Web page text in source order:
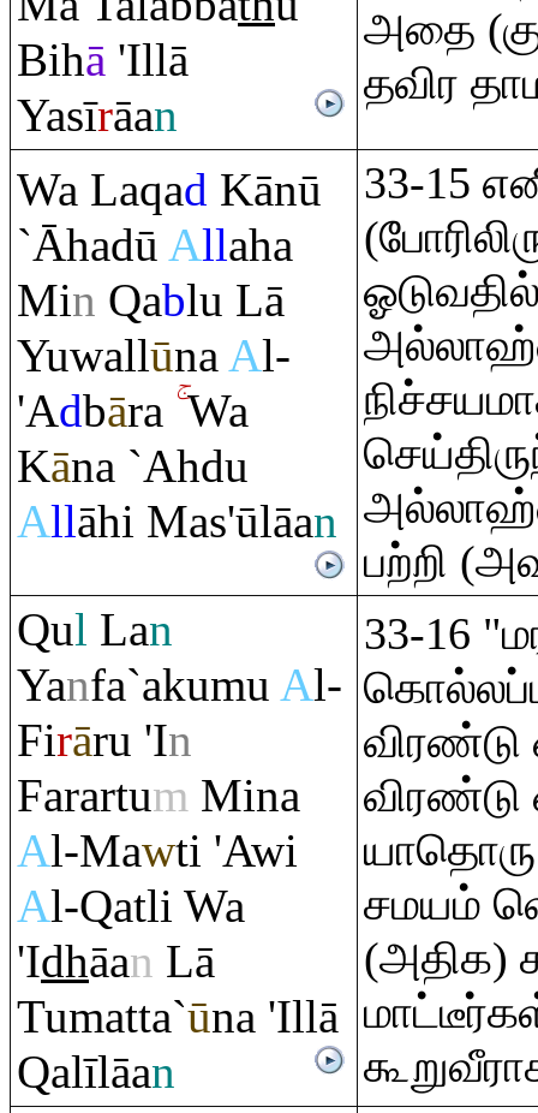
Bihā 'Illā
Yasīrāan
அதை
தவிர
Wa Laqad Kānū
`Āhadū Allaha
Min Qablu Lā
YuwallūnaAl-
'Adbāra Wa
Kāna `Ahdu
Allāhi Mas'ūlāan
33-15
பற்றி
Qul Lan
Yanfa`akumu Al-
Firāru 'In
Farartum Mina
Al-Mawti 'Awi
Al-Qatli Wa
'Idhāan Lā
Tumatta`ūna 'Illā
Qalīlāan
33-16
விரண்டு
யாதொரு
சமயம்
(அதிக)